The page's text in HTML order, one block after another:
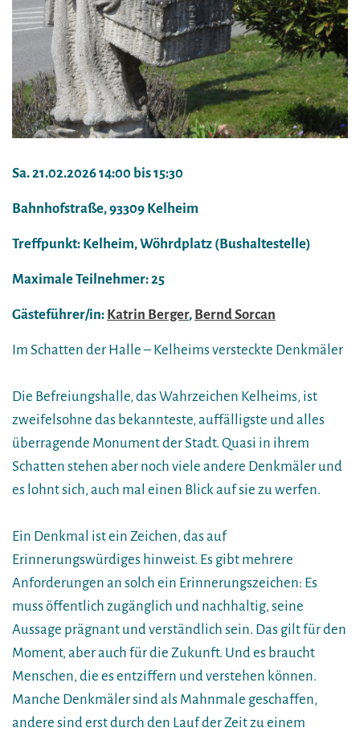
Sa. 21.02.2026 14:00 bis 15:30
Bahnhofstraße, 93309 Kelheim
Treffpunkt: Kelheim, Wöhrdplatz (Bushaltestelle)
Maximale Teilnehmer: 25
Gästeführer/in: Katrin Berger, Bernd Sorcan
Im Schatten der Halle – Kelheims versteckte Denkmäler
Die Befreiungshalle, das Wahrzeichen Kelheims, ist
zweifelsohne das bekannteste, auffälligste und alles
überragende Monument der Stadt. Quasi in ihrem
Schatten stehen aber noch viele andere Denkmäler und
es lohnt sich, auch mal einen Blick auf sie zu werfen.
Ein Denkmal ist ein Zeichen, das auf
Erinnerungswürdiges hinweist. Es gibt mehrere
Anforderungen an solch ein Erinnerungszeichen: Es
muss öffentlich zugänglich und nachhaltig, seine
Aussage prägnant und verständlich sein. Das gilt für den
Moment, aber auch für die Zukunft. Und es braucht
Menschen, die es entziffern und verstehen können.
Manche Denkmäler sind als Mahnmale geschaffen,
andere sind erst durch den Lauf der Zeit zu einem